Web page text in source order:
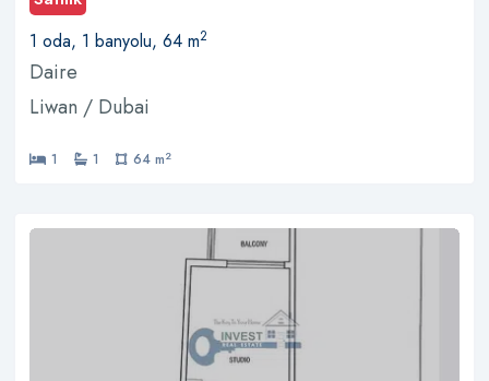
1 oda, 1 banyolu, 64 m2
Daire
Liwan / Dubai
1 1 64 m2